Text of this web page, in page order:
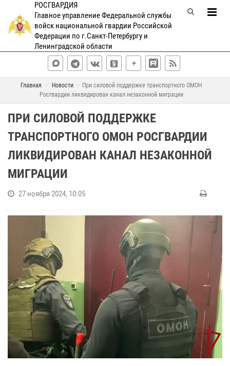
РОСГВАРДИЯ
Главное управление Федеральной службы
войск национальной гвардии Российской
Федерации по г.Санкт-Петербургу и
Ленинградской области
Главная Новости
При силовой поддержке транспортного ОМОН
Росгвардии ликвидирован канал незаконной миграции
ПРИ СИЛОВОЙ ПОДДЕРЖКЕ
ТРАНСПОРТНОГО ОМОН РОСГВАРДИИ
ЛИКВИДИРОВАН КАНАЛ НЕЗАКОННОЙ
МИГРАЦИИ
27 ноября 2024, 10:05